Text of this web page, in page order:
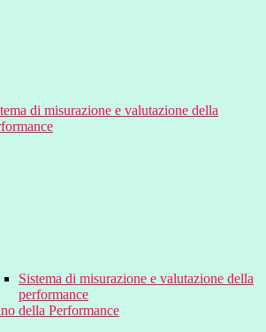
di misurazione e valutazione della
Sistema di misurazione e valutazione della
performance
della Performance